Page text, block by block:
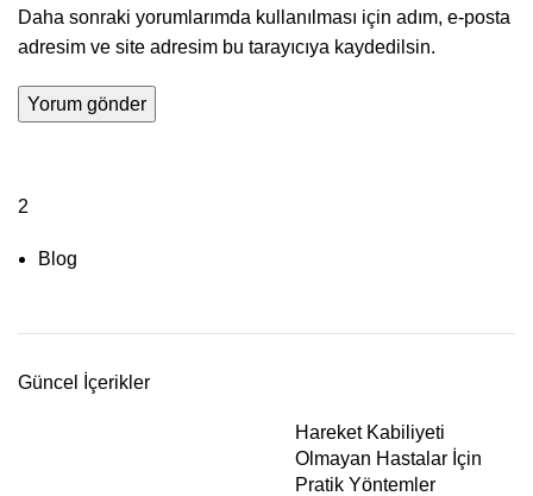
Daha sonraki yorumlarımda kullanılması için adım, e-posta
adresim ve site adresim bu tarayıcıya kaydedilsin.
2
Blog
Güncel İçerikler
Hareket Kabiliyeti
Olmayan Hastalar İçin
Pratik Yöntemler